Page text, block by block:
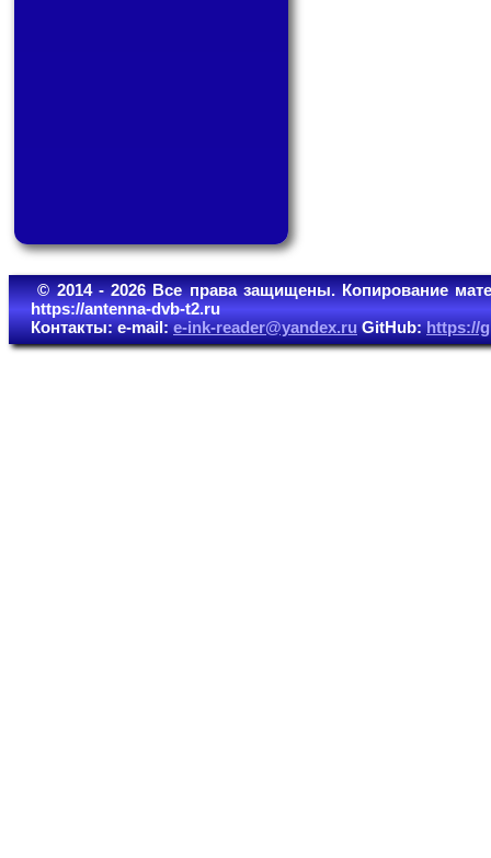
© 2014 - 2026 Все права защищены. Копирование
https://antenna-dvb-t2.ru
Контакты: e-mail:e-ink-reader@yandex.ruGitHub:https://